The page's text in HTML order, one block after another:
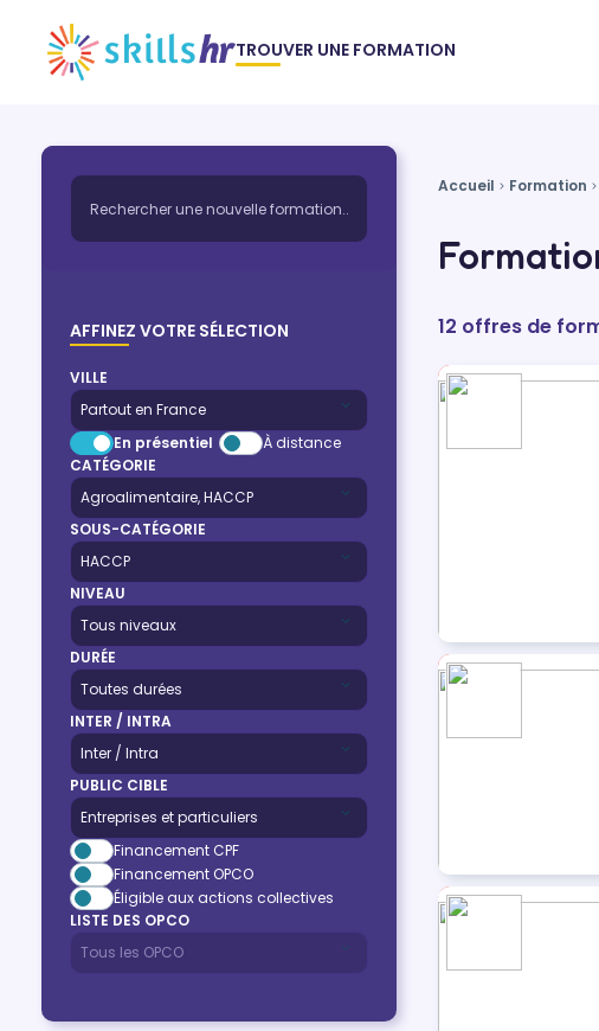
TROUVER UNE FORMATION
AFFINEZ VOTRE SÉLECTION
VILLE
En présentiel
À distance
CATÉGORIE
SOUS-CATÉGORIE
NIVEAU
DURÉE
INTER / INTRA
PUBLIC CIBLE
Financement CPF
Financement OPCO
Éligible aux actions collectives
LISTE DES OPCO
Accueil Formation
12 offres de